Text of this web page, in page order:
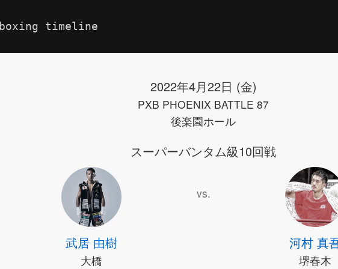
boxing timeline
2022年4月22日 (金)
PXB PHOENIX BATTLE 87
後楽園ホール
スーパーバンタム級10回戦
武居 由樹
大橋
vs.
河村 真
堺春木